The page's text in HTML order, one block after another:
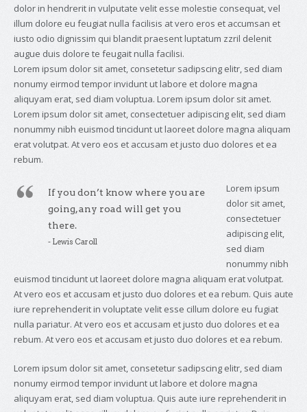
dolor in hendrerit in vulputate velit esse molestie consequat, vel
illum dolore eu feugiat nulla facilisis at vero eros et accumsan et
iusto odio dignissim qui blandit praesent luptatum zzril delenit
augue duis dolore te feugait nulla facilisi.
Lorem ipsum dolor sit amet, consetetur sadipscing elitr, sed diam
nonumy eirmod tempor invidunt ut labore et dolore magna
aliquyam erat, sed diam voluptua. Lorem ipsum dolor sit amet.
Lorem ipsum dolor sit amet, consectetuer adipiscing elit, sed diam
nonummy nibh euismod tincidunt ut laoreet dolore magna aliquam
erat volutpat. At vero eos et accusam et justo duo dolores et ea
rebum.
If you don’t know where you are
going, any road will get you
there.
- Lewis Caroll
Lorem ipsum
dolor sit amet,
consectetuer
adipiscing elit,
sed diam
nonummy nibh
euismod tincidunt ut laoreet dolore magna aliquam erat volutpat.
At vero eos et accusam et justo duo dolores et ea rebum. Quis aute
iure reprehenderit in voluptate velit esse cillum dolore eu fugiat
nulla pariatur. At vero eos et accusam et justo duo dolores et ea
rebum. At vero eos et accusam et justo duo dolores et ea rebum.
Lorem ipsum dolor sit amet, consetetur sadipscing elitr, sed diam
nonumy eirmod tempor invidunt ut labore et dolore magna
aliquyam erat, sed diam voluptua. Quis aute iure reprehenderit in